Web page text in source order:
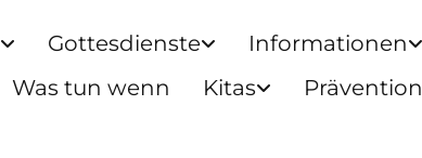
Gottesdienste
Informationen
Was tun wenn Kitas Prävention